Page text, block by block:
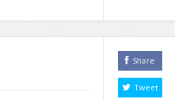
Share
Tweet